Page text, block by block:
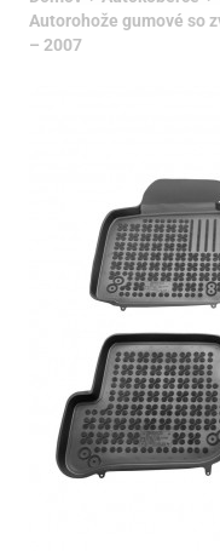
Autorohože gumové so
– 2007